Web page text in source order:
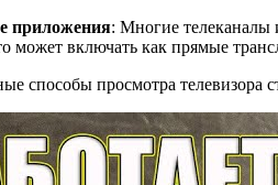
приложения: Многие телеканалы
может включать как прямые
способы просмотра телевизора